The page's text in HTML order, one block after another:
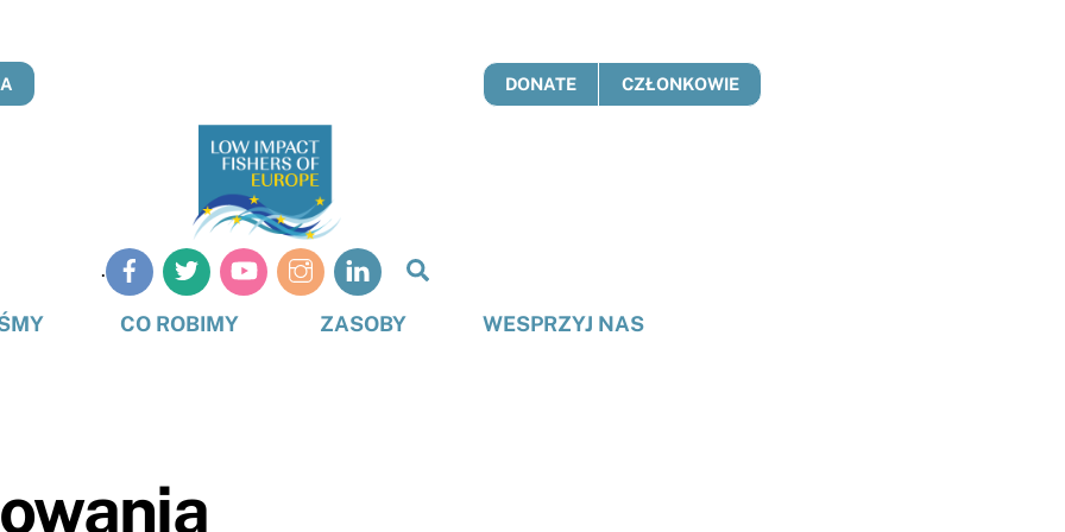
DONATE CZŁONKOWIE
.
stronie
CO ROBIMY ZASOBY WESPRZYJ NAS